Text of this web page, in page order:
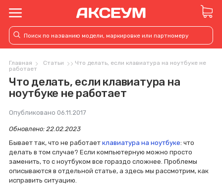
Главная Статьи
Что делать, если клавиатура на ноутбуке не
работает
Что делать, если клавиатура на
ноутбуке не работает
Опубликовано 06.11.2017
Обновлено: 22.02.2023
Бывает так, что не работает клавиатура на ноутбуке: что
делать в том случае? Если компьютерную можно просто
заменить, то с ноутбуком все гораздо сложнее. Проблемы
описываются в отдельной статье, а здесь мы рассмотрим, как
исправить ситуацию.